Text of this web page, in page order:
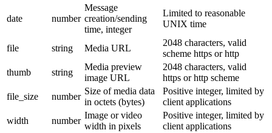
date number
Message
creation/sending
time, integer
Limited to reasonable
UNIX time
file string Media URL
2048 characters, valid
scheme https or http
thumb
string
Media preview
image URL
2048 characters, valid
https or http scheme
file_size
number
Size of media data
in octets (bytes)
Positive integer, limited by
client applications
width
number
Image or video
width in pixels
Positive integer, limited by
client applications